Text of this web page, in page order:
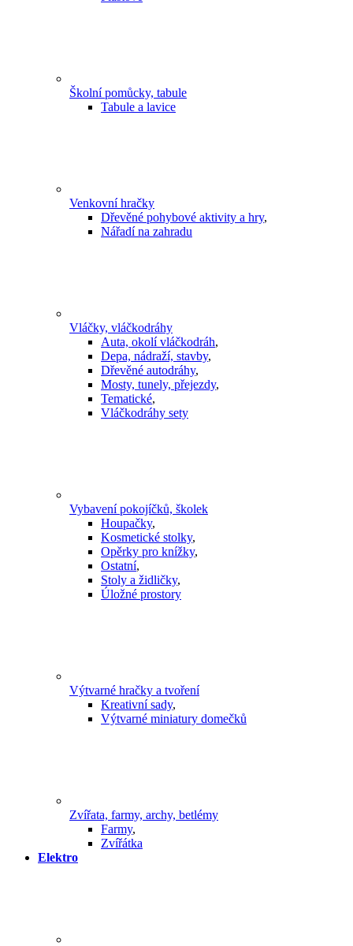
Školní pomůcky, tabule
Tabule a lavice
Venkovní hračky
Dřevěné pohybové aktivity a hry,
Nářadí na zahradu
Vláčky, vláčkodráhy
Auta, okolí vláčkodráh,
Depa, nádraží, stavby,
Dřevěné autodráhy,
Mosty, tunely, přejezdy,
Tematické,
Vláčkodráhy sety
Vybavení pokojíčků, školek
Houpačky,
Kosmetické stolky,
Opěrky pro knížky,
Ostatní,
Stoly a židličky,
Úložné prostory
Výtvarné hračky a tvoření
Kreativní sady,
Výtvarné miniatury domečků
Zvířata, farmy, archy, betlémy
Farmy,
Zvířátka
Elektro